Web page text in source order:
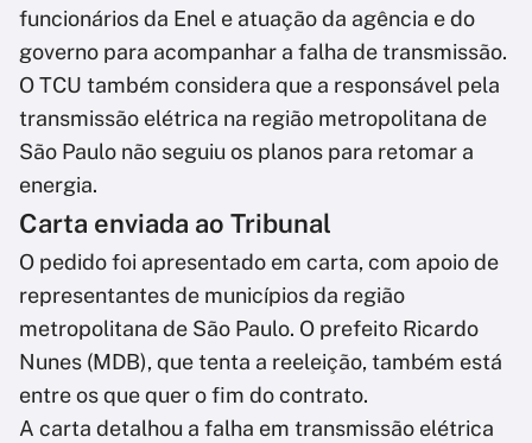
funcionários da Enel e atuação da agência e do
governo para acompanhar a falha de transmissão.
O TCU também considera que a responsável pela
transmissão elétrica na região metropolitana de
São Paulo não seguiu os planos para retomar a
energia.
Carta enviada ao Tribunal
O pedido foi apresentado em carta, com apoio de
representantes de municípios da região
metropolitana de São Paulo. O prefeito Ricardo
Nunes (MDB), que tenta a reeleição, também está
entre os que quer o fim do contrato.
A carta detalhou a falha em transmissão elétrica